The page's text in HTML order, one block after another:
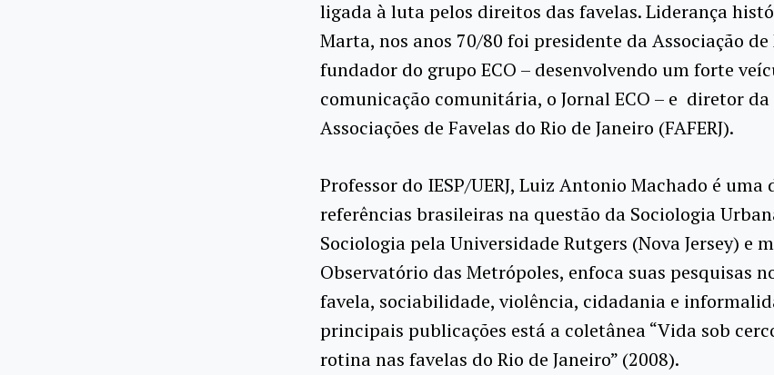
ligada à luta pelos direitos das favelas. Liderança
Marta, nos anos 70/80 foi presidente da Associação de
fundador do grupo ECO – desenvolvendo um forte
comunicação comunitária, o Jornal ECO – e diretor da
Associações de Favelas do Rio de Janeiro (FAFERJ).
Professor do IESP/UERJ, Luiz Antonio Machado é
referências brasileiras na questão da Sociologia
Sociologia pela Universidade Rutgers (Nova Jersey) e
Observatório das Metrópoles, enfoca suas pesquisas
favela, sociabilidade, violência, cidadania e
principais publicações está a coletânea “Vida sob
rotina nas favelas do Rio de Janeiro” (2008).